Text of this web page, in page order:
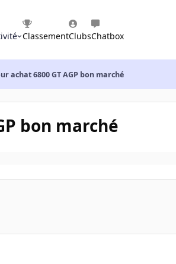
ClassementClubsChatbox
achat 6800 GT AGP bon marché
bon marché